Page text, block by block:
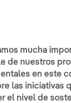
mucha
de nuestros
en este
las iniciativas
el nivel de